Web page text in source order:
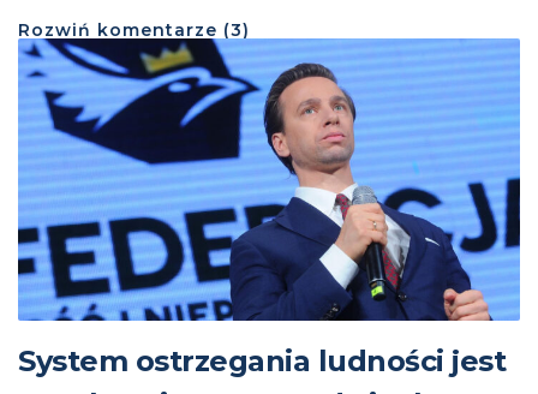
Rozwiń komentarze (3)
System ostrzegania ludności jest